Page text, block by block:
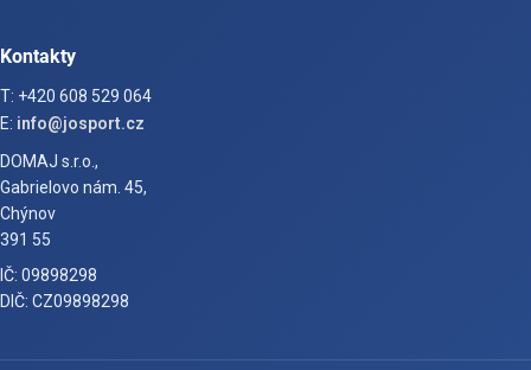
Kontakty
T: +420 608 529 064
E: info@josport.cz
DOMAJ s.r.o.,
Gabrielovo nám. 45,
Chýnov
391 55
IČ: 09898298
DIČ: CZ09898298